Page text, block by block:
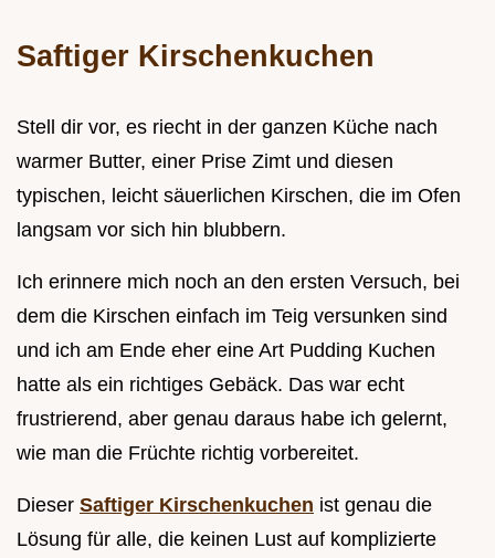
Saftiger Kirschenkuchen
Stell dir vor, es riecht in der ganzen Küche nach
warmer Butter, einer Prise Zimt und diesen
typischen, leicht säuerlichen Kirschen, die im Ofen
langsam vor sich hin blubbern.
Ich erinnere mich noch an den ersten Versuch, bei
dem die Kirschen einfach im Teig versunken sind
und ich am Ende eher eine Art Pudding Kuchen
hatte als ein richtiges Gebäck. Das war echt
frustrierend, aber genau daraus habe ich gelernt,
wie man die Früchte richtig vorbereitet.
Dieser Saftiger Kirschenkuchen ist genau die
Lösung für alle, die keinen Lust auf komplizierte